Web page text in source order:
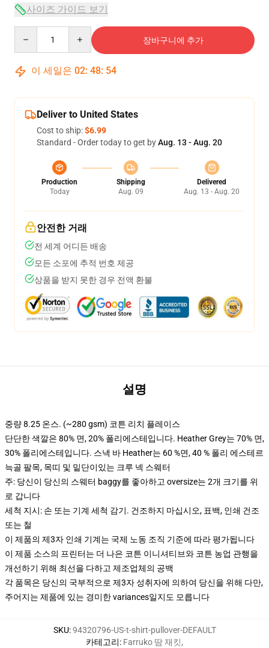
사이즈 가이드 보기
장바구니에 추가
이 세일은 02: 48: 54
Deliver to United States
Cost to ship:$6.99
Standard - Order today to get byAug. 13 - Aug. 20
Production
Today
Shipping
Aug. 09
Delivered
Aug. 13 - Aug. 20
안전한 거래
전 세계 어디든 배송
모든 소포에 추적 번호 제공
상품을 받지 못한 경우 전액 환불
설명
중량 8.25 온스. (~280 gsm) 코튼 리치 플레이스
단단한 색깔은 80% 면, 20% 폴리에스테입니다. Heather Grey는 70% 면,
30% 폴리에스테입니다. 스낵 바 Heather는 60 %면, 40 % 폴리 에스테르
늑골 팔목, 목띠 및 밑단이있는 크루 넥 스웨터
주: 당신이 당신의 스웨터 baggy를 좋아하고 oversize는 2개 크기를 위
로 갑니다
세척 지시: 손 또는 기계 세척 감기. 건조하지 마십시오, 표백, 인쇄 건조
또는 철
이 제품의 제3자 인쇄 기계는 국제 노동 조직 기준에 따라 평가됩니다
이 제품 소스의 프린터는 더 나은 코튼 이니셔티브와 코튼 농업 관행을
개선하기 위해 최선을 다하고 제조업체의 공백
각 품목은 당신의 국부적으로 제3자 성취자에 의하여 당신을 위해 다만,
주어지는 제품에 있는 경미한 variances일지도 모릅니다
SKU:94320796-US-t-shirt-pullover-DEFAULT
카테고리: Farruko 땀 재킷,